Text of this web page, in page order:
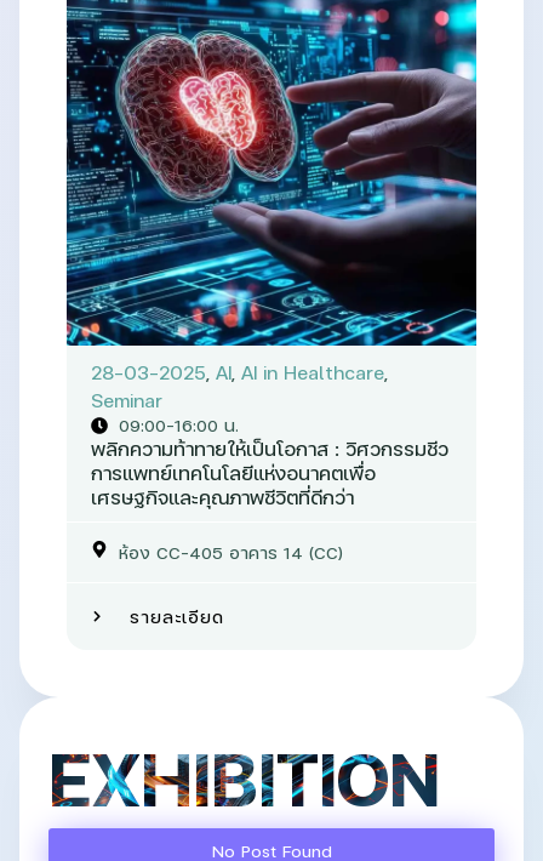
28-03-2025, AI, AI in Healthcare,
Seminar
09:00-16:00 น.
พลิกความท้าทายให้เป็นโอกาส : วิศวกรรมชีว
การแพทย์เทคโนโลยีแห่งอนาคตเพื่อ
เศรษฐกิจและคุณภาพชีวิตที่ดีกว่า
ห้อง CC-405 อาคาร 14 (CC)
รายละเอียด
EXHIBITION
No Post Found